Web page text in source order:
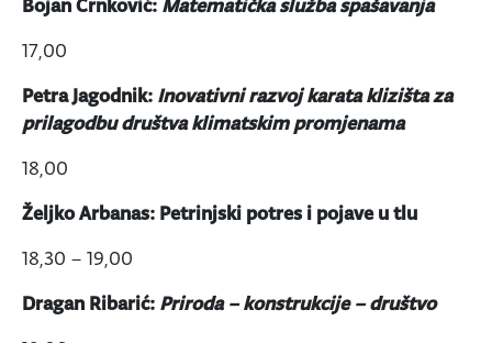
Bojan Crnković: Matematička služba spašavanja
17,00
Petra Jagodnik: Inovativni razvoj karata klizišta za
prilagodbu društva klimatskim promjenama
18,00
Željko Arbanas: Petrinjski potres i pojave u tlu
18,30 – 19,00
Dragan Ribarić: Priroda – konstrukcije – društvo